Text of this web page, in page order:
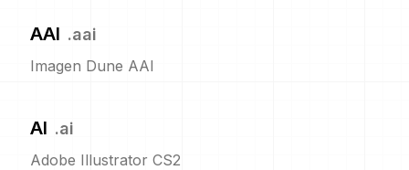
AAI .aai
Imagen Dune AAI
AI .ai
Adobe Illustrator CS2